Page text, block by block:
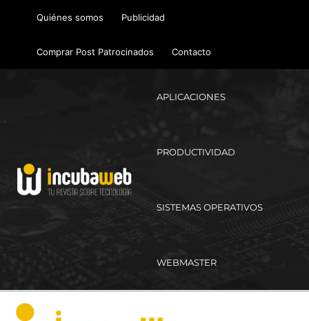
Quiénes somos Publicidad
Comprar Post Patrocinados Contacto
APLICACIONES
PRODUCTIVIDAD
SISTEMAS OPERATIVOS
WEBMASTER